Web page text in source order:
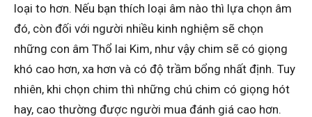
loại to hơn. Nếu bạn thích loại âm nào thì lựa chọn âm
đó, còn đối với người nhiều kinh nghiệm sẽ chọn
những con âm Thổ lai Kim, như vậy chim sẽ có giọng
khó cao hơn, xa hơn và có độ trầm bổng nhất định. Tuy
nhiên, khi chọn chim thì những chú chim có giọng hót
hay, cao thường được người mua đánh giá cao hơn.